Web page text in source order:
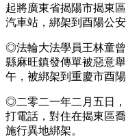
起將廣東省揭陽市揭東
汽車站，綁架到酉陽公
◎法輪大法學員王林童
縣麻旺鎮發傳單被惡意
午，被綁架到重慶市酉陽
◎二零二一年二月五日
打電話，對住在揭東區
施行異地綁架。